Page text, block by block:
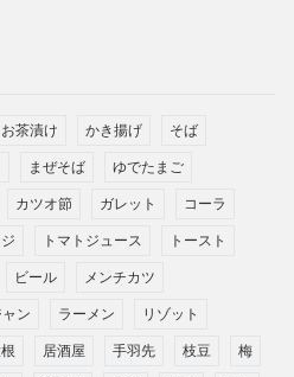
お茶漬け かき揚げ そば
まぜそば ゆでたまご
カツオ節 ガレット コーラ
トマトジュース トースト
ビール メンチカツ
ン ラーメン リゾット
居酒屋 手羽先 枝豆 梅